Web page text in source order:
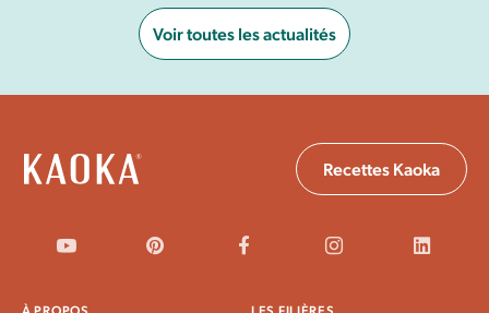
Voir toutes les actualités
Recettes Kaoka